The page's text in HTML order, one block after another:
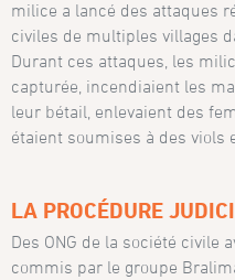
milice a lancé des attaques
civiles de multiples villages
Durant ces attaques, les
capturée, incendiaient les
leur bétail, enlevaient des
étaient soumises à des viols
LA PROCÉDURE
Des ONG de la société civile
commis par le groupe